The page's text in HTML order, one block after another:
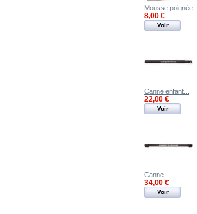
Mousse poignée
8,00 €
Voir
Canne enfant...
22,00 €
Voir
Canne...
34,00 €
Voir